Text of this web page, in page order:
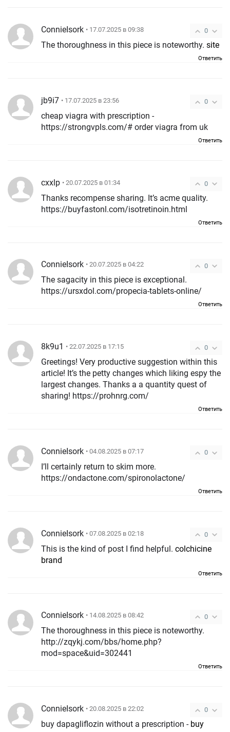
0
ConnieIsork • 17.07.2025 в 09:38
The thoroughness in this piece is noteworthy. site
Ответить
0
jb9i7 • 17.07.2025 в 23:56
cheap viagra with prescription -
https://strongvpls.com/# order viagra from uk
Ответить
0
cxxlp • 20.07.2025 в 01:34
Thanks recompense sharing. It’s acme quality.
https://buyfastonl.com/isotretinoin.html
Ответить
0
ConnieIsork • 20.07.2025 в 04:22
The sagacity in this piece is exceptional.
https://ursxdol.com/propecia-tablets-online/
Ответить
0
8k9u1 • 22.07.2025 в 17:15
Greetings! Very productive suggestion within this
article! It’s the petty changes which liking espy the
largest changes. Thanks a a quantity quest of
sharing! https://prohnrg.com/
Ответить
0
ConnieIsork • 04.08.2025 в 07:17
I’ll certainly return to skim more.
https://ondactone.com/spironolactone/
Ответить
0
ConnieIsork • 07.08.2025 в 02:18
This is the kind of post I find helpful. colchicine
brand
Ответить
0
ConnieIsork • 14.08.2025 в 08:42
The thoroughness in this piece is noteworthy.
http://zqykj.com/bbs/home.php?
mod=space&uid=302441
Ответить
0
ConnieIsork • 20.08.2025 в 22:02
buy dapagliflozin without a prescription - buy